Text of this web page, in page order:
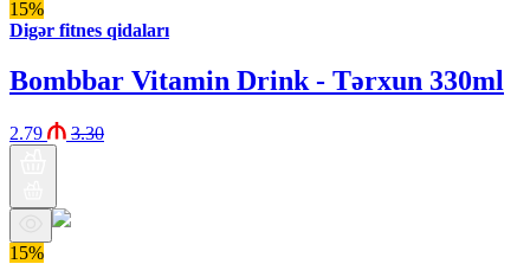
15%
Digər fitnes qidaları
Bombbar Vitamin Drink - Tərxun 330ml
2.79 3.30
15%